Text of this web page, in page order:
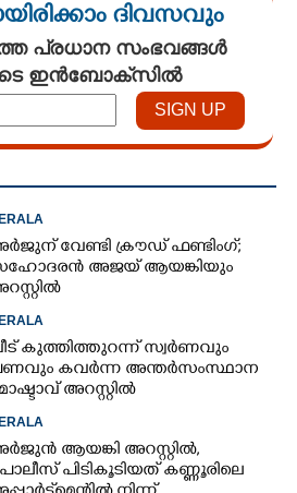
ദിവസവും
പ്രധാന സംഭവങ്ങൾ
ഇൻബോക്സിൽ
വേണ്ടി ക്രൗഡ് ഫണ്ടിംഗ്;
അജയ് ആയങ്കിയും
കുത്തിത്തുറന്ന് സ്വർണവും
കവർന്ന അന്തർസംസ്ഥാന
അറസ്റ്റിൽ
ആയങ്കി അറസ്റ്റിൽ,
പിടികൂടിയത് കണ്ണൂരിലെ